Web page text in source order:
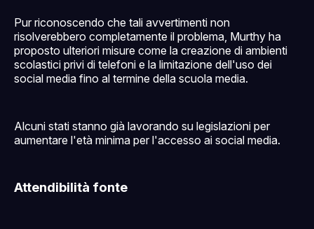
Pur riconoscendo che tali avvertimenti non
risolverebbero completamente il problema, Murthy ha
proposto ulteriori misure come la creazione di ambienti
scolastici privi di telefoni e la limitazione dell'uso dei
social media fino al termine della scuola media.
Alcuni stati stanno già lavorando su legislazioni per
aumentare l'età minima per l'accesso ai social media.
Attendibilità fonte